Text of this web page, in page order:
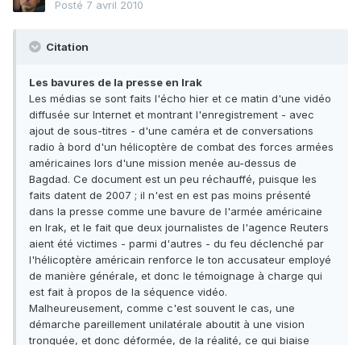
Posté 7 avril 2010
Citation
Les bavures de la presse en Irak
Les médias se sont faits l'écho hier et ce matin d'une vidéo
diffusée sur Internet et montrant l'enregistrement - avec
ajout de sous-titres - d'une caméra et de conversations
radio à bord d'un hélicoptère de combat des forces armées
américaines lors d'une mission menée au-dessus de
Bagdad. Ce document est un peu réchauffé, puisque les
faits datent de 2007 ; il n'est en est pas moins présenté
dans la presse comme une bavure de l'armée américaine
en Irak, et le fait que deux journalistes de l'agence Reuters
aient été victimes - parmi d'autres - du feu déclenché par
l'hélicoptère américain renforce le ton accusateur employé
de manière générale, et donc le témoignage à charge qui
est fait à propos de la séquence vidéo.
Malheureusement, comme c'est souvent le cas, une
démarche pareillement unilatérale aboutit à une vision
tronquée, et donc déformée, de la réalité, ce qui biaise